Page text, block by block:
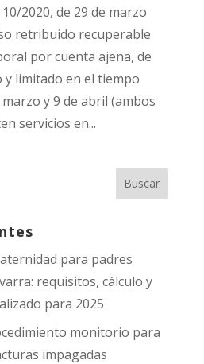
2020, de 29 de marzo
retribuido recuperable
por cuenta ajena, de
limitado en el tiempo
y 9 de abril (ambos
servicios en...
para padres
requisitos, cálculo y
para 2025
monitorio para
impagadas